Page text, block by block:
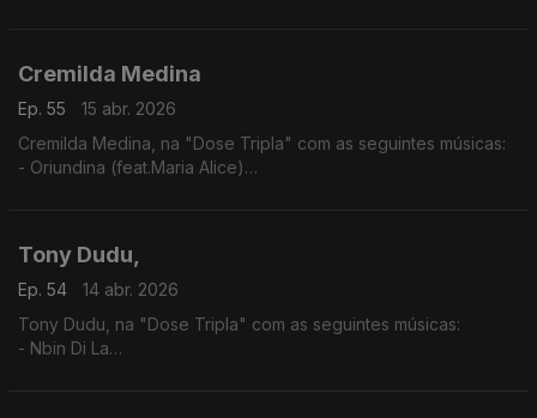
Cremilda Medina
Ep. 55
15 abr. 2026
Cremilda Medina, na "Dose Tripla" com as seguintes músicas:
- Oriundina (feat.Maria Alice)
Tony Dudu,
Ep. 54
14 abr. 2026
Tony Dudu, na "Dose Tripla" com as seguintes músicas:
- Nbin Di La